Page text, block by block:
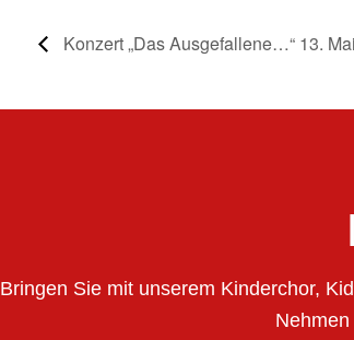
Konzert „Das Ausgefallene…“ 13.
Bringen Sie mit unserem Kinderchor,